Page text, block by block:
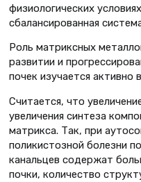
физиологических
сбалансированная
Роль матриксных
развитии и
почек изучается активно
Считается, что
увеличения синтеза
матрикса. Так, при
поликистозной болезни
канальцев содержат
почки, количество